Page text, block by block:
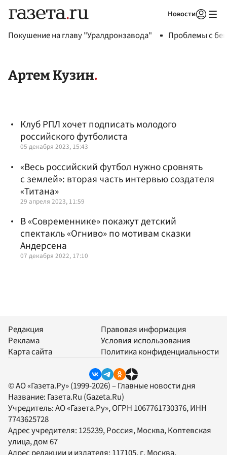
Новости
Покушение на главу "Уралдронзавода" Проблемы с
Артем Кузин
Клуб РПЛ хочет подписать молодого
российского футболиста
05 декабря 2023, 15:43
«Весь российский футбол нужно сровнять
с землей»: вторая часть интервью создателя
«Титана»
29 апреля 2023, 11:59
В «Современнике» покажут детский
спектакль «Огниво» по мотивам сказки
Андерсена
07 декабря 2022, 17:10
Редакция
Реклама
Карта сайта
Правовая информация
Условия использования
Политика конфиденциальности
© АО «Газета.Ру» (1999-2026) – Главные новости дня
Название: Газета.Ru (Gazeta.Ru)
Учредитель:АО «Газета.Ру», ОГРН 1067761730376, ИНН
7743625728
Адрес учредителя: 125239, Россия, Москва, Коптевская
улица, дом 67